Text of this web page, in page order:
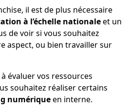
il est de plus nécessaire
à l’échelle nationaleet un
de voir si vous souhaitez
aspect, ou bien travailler sur
évaluer vos ressources
souhaitez réaliser certains
numériqueen interne.